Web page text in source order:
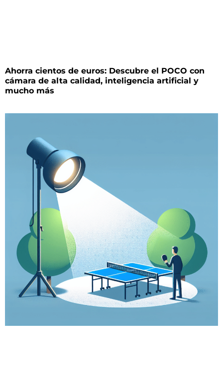
Ahorra cientos de euros: Descubre el POCO con
cámara de alta calidad, inteligencia artificial y
mucho más